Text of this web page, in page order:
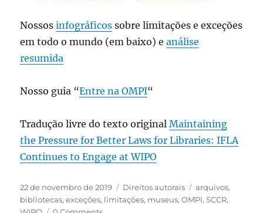
Nossosinfográficos sobre limitações e exceções
em todo o mundo (em baixo) eanálise
resumida
Nosso guia “Entre na OMPI“
Tradução livre do texto originalMaintaining
the Pressure for Better Laws for Libraries: IFLA
Continues to Engage at WIPO
Publicado
em
22 de novembro de 2019 Categorias
Direitos autorais Tags
arquivos,
bibliotecas,exceções, limitações, museus,OMPI,SCCR,